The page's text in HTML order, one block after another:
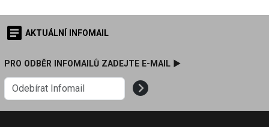
AKTUÁLNÍ INFOMAIL
PRO ODBĚR INFOMAILŮ ZADEJTE E-MAIL ►